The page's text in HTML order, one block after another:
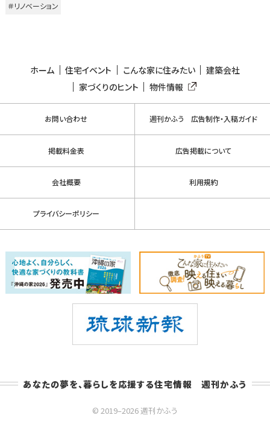
＃リノベーション
ホーム 住宅イベント こんな家に住みたい
建築会社
家づくりのヒント
物件情報
お問い合わせ 週刊かふう 広告制作・入稿ガイド
掲載料金表 広告掲載について
会社概要 利用規約
プライバシーポリシー
あなたの夢を、暮らしを応援する住宅情報 週刊かふう
© 2019–2026 週刊かふう